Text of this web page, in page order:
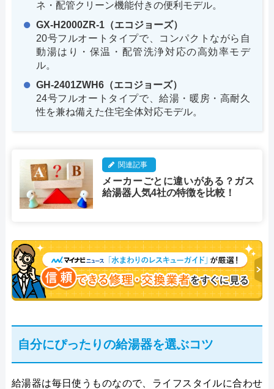
ネ・配管クリーン機能付きの便利モデル。
GX-H2000ZR-1（エコジョーズ）
20号フルオートタイプで、コンパクトながら自
動湯はり・保温・配管洗浄対応の高効率モデ
ル。
GH-2401ZWH6（エコジョーズ）
24号フルオートタイプで、給湯・暖房・高耐久
性を兼ね備えた住宅全体対応モデル。
関連記事
メーカーごとに違いがある？ガス
給湯器人気4社の特徴を比較！
自分にぴったりの給湯器を選ぶコツ
給湯器は毎日使うものなので、ライフスタイルに合わせ